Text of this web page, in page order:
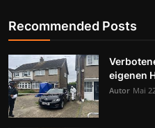
Recommended Posts
eigenen
Autor Mai